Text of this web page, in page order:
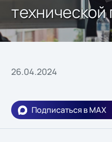
26.04.2024
Подписаться в MAX